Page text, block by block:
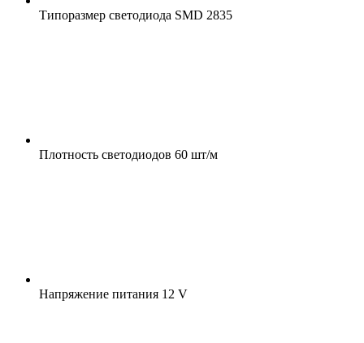
Типоразмер светодиода SMD 2835
Плотность светодиодов 60 шт/м
Напряжение питания 12 V